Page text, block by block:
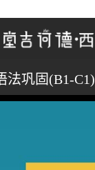
法巩固(B1-C1)